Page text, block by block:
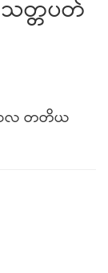
တ္တပတ်
ကာလ တတိယ